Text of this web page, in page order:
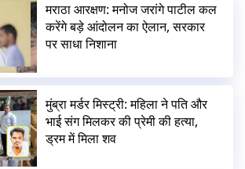
मराठा आरक्षण: मनोज जरांगे पाटील कल
करेंगे बड़े आंदोलन का ऐलान, सरकार
पर साधा निशाना
मुंब्रा मर्डर मिस्ट्री: महिला ने पति और
भाई संग मिलकर की प्रेमी की हत्या,
ड्रम में मिला शव